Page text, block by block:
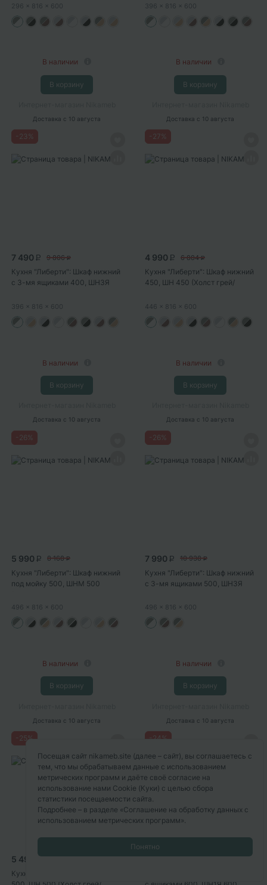
296 x 816 x 600
В наличии
В корзину
Доставка с 10 августа
396 x 816 x 600
В наличии
В корзину
Доставка с 10 августа
23 %
7 490 P 9 806 P
Кухня "Либерти": Шкаф нижний
с 3-мя ящиками 400, ШН3Я
396 x 816 x 600
В наличии
В корзину
Доставка с 10 августа
27%
4 990 P 6 884 P
Кухня "Либерти": Шкаф нижний
450, ШН 450 (Холст грей/
446 x 816 x 600
В наличии
В корзину
Доставка с 10 августа
26%
5 990 P 8 168 P
Кухня "Либерти": Шкаф нижний
под мойку 500, ШНМ 500
496 x 816 x 600
В наличии
В корзину
Доставка с 10 августа
26%
7 990 P 10 938 P
Кухня "Либерти": Шкаф нижний
с 3-мя ящиками 500, ШН3Я
496 x 816 x 600
В наличии
В корзину
Доставка с 10 августа
25%
5 490 7 364
Кухня "Либерти": Шкаф нижний
-24%
7 990 10 556
Посещая сайт nikameb.site (далее – сайт), вы соглашаетесь с
тем, что мы обрабатываем данные с использованием
метрических программ и даёте своё согласие на
использование нами Cookie (Куки) с целью сбора
статистики посещаемости сайта.
Подробнее – в разделе «Соглашение на обработку данных с
использованием метрических программ».
Понятно